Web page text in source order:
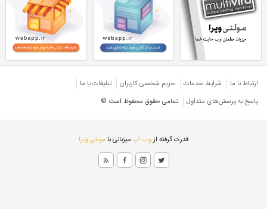
پروفیل صنعتی ۴۰*۸۰
پروفیل ۵ میل صنعتی
ارتباط با ما شرایط خدمات حريم شخصی كاربران
تبليغات با ما
پاسخ به پرسش‌های متداول
تمامی حقوق محفوظ است ©
قدرت گرفته ازوِب اَپ میزبانی با مولتی ویرا